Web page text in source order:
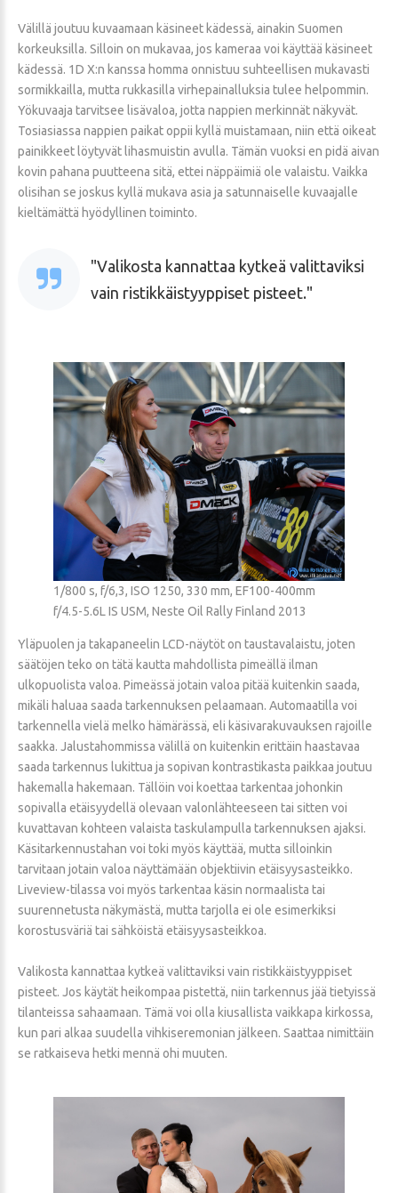
Välillä joutuu kuvaamaan käsineet kädessä, ainakin Suomen
korkeuksilla. Silloin on mukavaa, jos kameraa voi käyttää käsineet
kädessä. 1D X:n kanssa homma onnistuu suhteellisen mukavasti
sormikkailla, mutta rukkasilla virhepainalluksia tulee helpommin.
Yökuvaaja tarvitsee lisävaloa, jotta nappien merkinnät näkyvät.
Tosiasiassa nappien paikat oppii kyllä muistamaan, niin että oikeat
painikkeet löytyvät lihasmuistin avulla. Tämän vuoksi en pidä aivan
kovin pahana puutteena sitä, ettei näppäimiä ole valaistu. Vaikka
olisihan se joskus kyllä mukava asia ja satunnaiselle kuvaajalle
kieltämättä hyödyllinen toiminto.
Valikosta kannattaa kytkeä valittaviksi
vain ristikkäistyyppiset pisteet.
1/800 s, f/6,3, ISO 1250, 330 mm, EF100-400mm
f/4.5-5.6L IS USM, Neste Oil Rally Finland 2013
Yläpuolen ja takapaneelin LCD-näytöt on taustavalaistu, joten
säätöjen teko on tätä kautta mahdollista pimeällä ilman
ulkopuolista valoa. Pimeässä jotain valoa pitää kuitenkin saada,
mikäli haluaa saada tarkennuksen pelaamaan. Automaatilla voi
tarkennella vielä melko hämärässä, eli käsivarakuvauksen rajoille
saakka. Jalustahommissa välillä on kuitenkin erittäin haastavaa
saada tarkennus lukittua ja sopivan kontrastikasta paikkaa joutuu
hakemalla hakemaan. Tällöin voi koettaa tarkentaa johonkin
sopivalla etäisyydellä olevaan valonlähteeseen tai sitten voi
kuvattavan kohteen valaista taskulampulla tarkennuksen ajaksi.
Käsitarkennustahan voi toki myös käyttää, mutta silloinkin
tarvitaan jotain valoa näyttämään objektiivin etäisyysasteikko.
Liveview-tilassa voi myös tarkentaa käsin normaalista tai
suurennetusta näkymästä, mutta tarjolla ei ole esimerkiksi
korostusväriä tai sähköistä etäisyysasteikkoa.
Valikosta kannattaa kytkeä valittaviksi vain ristikkäistyyppiset
pisteet. Jos käytät heikompaa pistettä, niin tarkennus jää tietyissä
tilanteissa sahaamaan. Tämä voi olla kiusallista vaikkapa kirkossa,
kun pari alkaa suudella vihkiseremonian jälkeen. Saattaa nimittäin
se ratkaiseva hetki mennä ohi muuten.